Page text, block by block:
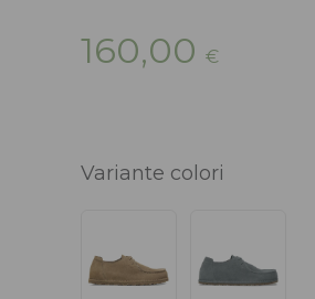
160,00 €
Variante colori